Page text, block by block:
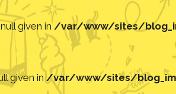
given in/var/www/sites/
given in /var/www/sites/